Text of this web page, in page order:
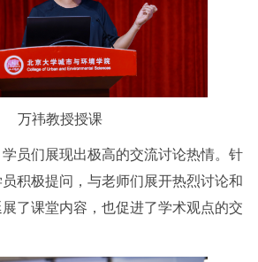
万祎教授授课
员们展现出极高的交流讨论热情。针
积极提问，与老师们展开热烈讨论和
了课堂内容，也促进了学术观点的交